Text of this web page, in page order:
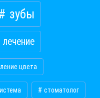
зубы
лечение
цвета
стоматолог